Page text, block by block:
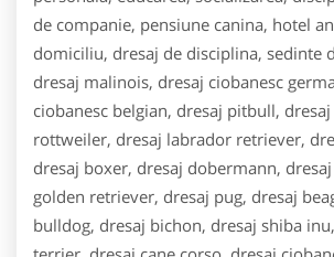
de companie, pensiune canina, hotel
domiciliu, dresaj de disciplina, sedinte
dresaj malinois, dresaj ciobanesc
ciobanesc belgian, dresaj pitbull,
rottweiler, dresaj labrador retriever,
dresaj boxer, dresaj dobermann,
golden retriever, dresaj pug, dresaj
bulldog, dresaj bichon, dresaj shiba